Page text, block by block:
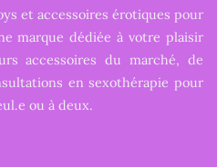
et accessoires érotiques pour
marque dédiée à votre plaisir
accessoires du marché, de
en sexothérapie pour
ou à deux.